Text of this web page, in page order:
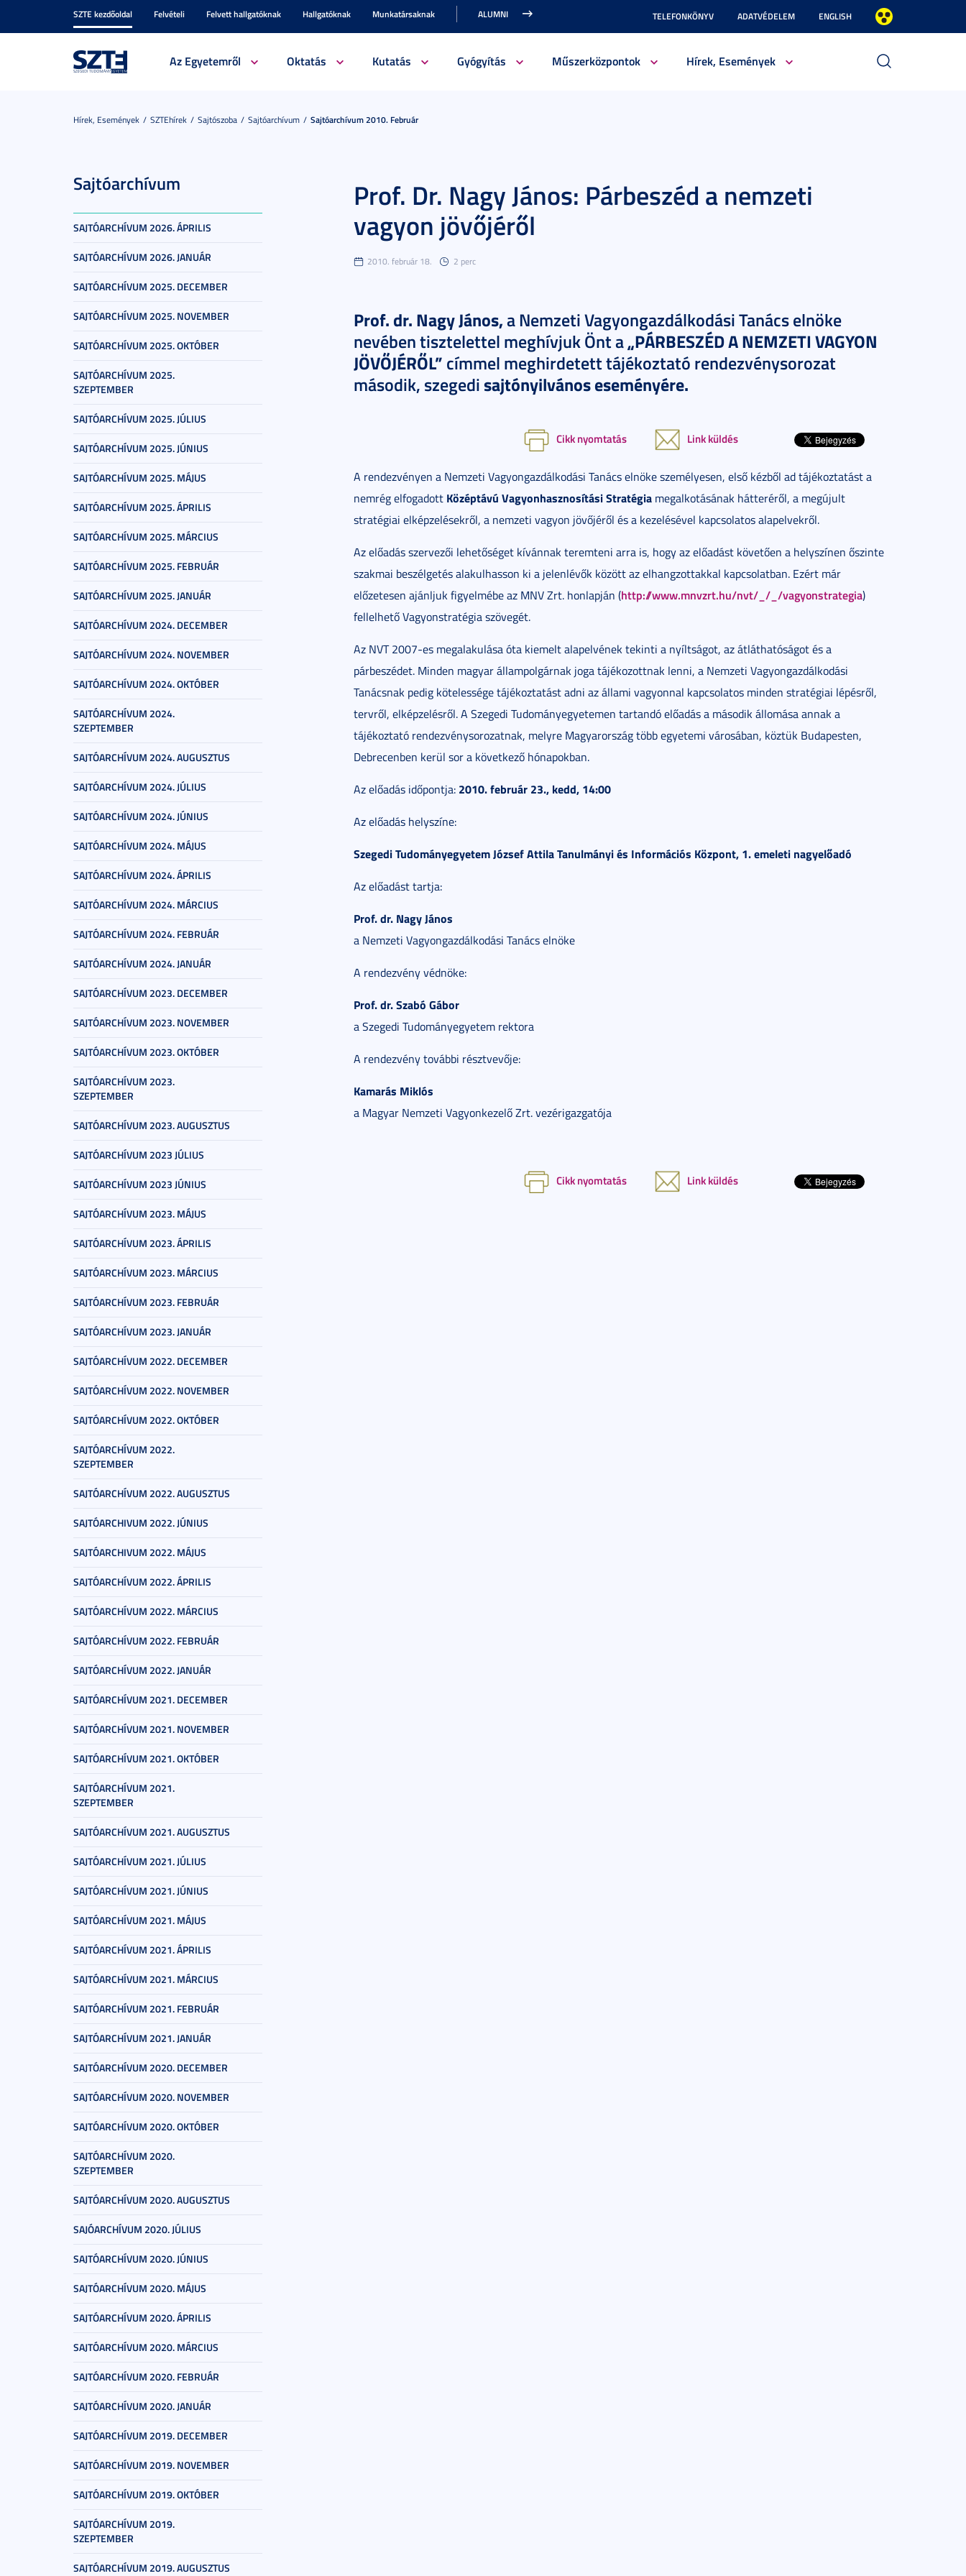
SZTE kezdőoldal Felvételi Felvett hallgatóknak Hallgatóknak Munkatársaknak ALUMNI TELEFONKÖNYV ADATVÉDELEM ENGLISH
Az Egyetemről Oktatás Kutatás Gyógyítás Műszerközpontok Hírek, Események
Hírek, Események SZTEhírek Sajtószoba Sajtóarchívum Sajtóarchívum 2010. Február
Sajtóarchívum
SAJTÓARCHÍVUM 2026. ÁPRILIS
SAJTÓARCHÍVUM 2026. JANUÁR
SAJTÓARCHÍVUM 2025. DECEMBER
SAJTÓARCHÍVUM 2025. NOVEMBER
SAJTÓARCHÍVUM 2025. OKTÓBER
SAJTÓARCHÍVUM 2025.
SZEPTEMBER
SAJTÓARCHÍVUM 2025. JÚLIUS
SAJTÓARCHÍVUM 2025. JÚNIUS
SAJTÓARCHÍVUM 2025. MÁJUS
SAJTÓARCHÍVUM 2025. ÁPRILIS
SAJTÓARCHÍVUM 2025. MÁRCIUS
SAJTÓARCHÍVUM 2025. FEBRUÁR
SAJTÓARCHÍVUM 2025. JANUÁR
SAJTÓARCHÍVUM 2024. DECEMBER
SAJTÓARCHÍVUM 2024. NOVEMBER
SAJTÓARCHÍVUM 2024. OKTÓBER
SAJTÓARCHÍVUM 2024.
SZEPTEMBER
SAJTÓARCHÍVUM 2024. AUGUSZTUS
SAJTÓARCHÍVUM 2024. JÚLIUS
SAJTÓARCHÍVUM 2024. JÚNIUS
SAJTÓARCHÍVUM 2024. MÁJUS
SAJTÓARCHÍVUM 2024. ÁPRILIS
SAJTÓARCHÍVUM 2024. MÁRCIUS
SAJTÓARCHÍVUM 2024. FEBRUÁR
SAJTÓARCHÍVUM 2024. JANUÁR
SAJTÓARCHÍVUM 2023. DECEMBER
SAJTÓARCHÍVUM 2023. NOVEMBER
SAJTÓARCHÍVUM 2023. OKTÓBER
SAJTÓARCHÍVUM 2023.
SZEPTEMBER
SAJTÓARCHÍVUM 2023. AUGUSZTUS
SAJTÓARCHÍVUM 2023 JÚLIUS
SAJTÓARCHÍVUM 2023 JÚNIUS
SAJTÓARCHÍVUM 2023. MÁJUS
SAJTÓARCHÍVUM 2023. ÁPRILIS
SAJTÓARCHÍVUM 2023. MÁRCIUS
SAJTÓARCHÍVUM 2023. FEBRUÁR
SAJTÓARCHÍVUM 2023. JANUÁR
SAJTÓARCHÍVUM 2022. DECEMBER
SAJTÓARCHÍVUM 2022. NOVEMBER
SAJTÓARCHÍVUM 2022. OKTÓBER
SAJTÓARCHÍVUM 2022.
SZEPTEMBER
SAJTÓARCHÍVUM 2022. AUGUSZTUS
SAJTÓARCHIVUM 2022. JÚNIUS
SAJTÓARCHIVUM 2022. MÁJUS
SAJTÓARCHÍVUM 2022. ÁPRILIS
SAJTÓARCHÍVUM 2022. MÁRCIUS
SAJTÓARCHÍVUM 2022. FEBRUÁR
SAJTÓARCHÍVUM 2022. JANUÁR
SAJTÓARCHÍVUM 2021. DECEMBER
SAJTÓARCHÍVUM 2021. NOVEMBER
SAJTÓARCHÍVUM 2021. OKTÓBER
SAJTÓARCHÍVUM 2021.
SZEPTEMBER
SAJTÓARCHÍVUM 2021. AUGUSZTUS
SAJTÓARCHÍVUM 2021. JÚLIUS
SAJTÓARCHÍVUM 2021. JÚNIUS
SAJTÓARCHÍVUM 2021. MÁJUS
SAJTÓARCHÍVUM 2021. ÁPRILIS
SAJTÓARCHÍVUM 2021. MÁRCIUS
SAJTÓARCHÍVUM 2021. FEBRUÁR
SAJTÓARCHÍVUM 2021. JANUÁR
SAJTÓARCHÍVUM 2020. DECEMBER
SAJTÓARCHÍVUM 2020. NOVEMBER
SAJTÓARCHÍVUM 2020. OKTÓBER
SAJTÓARCHÍVUM 2020.
SZEPTEMBER
SAJTÓARCHÍVUM 2020. AUGUSZTUS
SAJÓARCHÍVUM 2020. JÚLIUS
SAJTÓARCHÍVUM 2020. JÚNIUS
SAJTÓARCHÍVUM 2020. MÁJUS
SAJTÓARCHÍVUM 2020. ÁPRILIS
SAJTÓARCHÍVUM 2020. MÁRCIUS
SAJTÓARCHÍVUM 2020. FEBRUÁR
SAJTÓARCHÍVUM 2020. JANUÁR
SAJTÓARCHÍVUM 2019. DECEMBER
SAJTÓARCHÍVUM 2019. NOVEMBER
SAJTÓARCHÍVUM 2019. OKTÓBER
SAJTÓARCHÍVUM 2019.
SZEPTEMBER
SAJTÓARCHÍVUM 2019. AUGUSZTUS
Prof. Dr. Nagy János: Párbeszéd a nemzeti
vagyon jövőjéről
2010. február 18. 2 perc
Prof. dr. Nagy János,a Nemzeti Vagyongazdálkodási Tanács elnöke
nevében tisztelettel meghívjuk Önt a„PÁRBESZÉD A NEMZETI VAGYON
JÖVŐJÉRŐL” címmel meghirdetett tájékoztató rendezvénysorozat
második, szegedisajtónyilvános eseményére.
Cikk nyomtatás Link küldés
A rendezvényen a Nemzeti Vagyongazdálkodási Tanács elnöke személyesen, első kézből ad tájékoztatást a
nemrég elfogadott Középtávú Vagyonhasznosítási Stratégia megalkotásának hátteréről, a megújult
stratégiai elképzelésekről, a nemzeti vagyon jövőjéről és a kezelésével kapcsolatos alapelvekről.
Az előadás szervezői lehetőséget kívánnak teremteni arra is, hogy az előadást követően a helyszínen őszinte
szakmai beszélgetés alakulhasson ki a jelenlévők között az elhangzottakkal kapcsolatban. Ezért már
előzetesen ajánljuk figyelmébe az MNV Zrt. honlapján (http://www.mnvzrt.hu/nvt/_/_/vagyonstrategia)
fellelhető Vagyonstratégia szövegét.
Az NVT 2007-es megalakulása óta kiemelt alapelvének tekinti a nyíltságot, az átláthatóságot és a
párbeszédet. Minden magyar állampolgárnak joga tájékozottnak lenni, a Nemzeti Vagyongazdálkodási
Tanácsnak pedig kötelessége tájékoztatást adni az állami vagyonnal kapcsolatos minden stratégiai lépésről,
tervről, elképzelésről. A Szegedi Tudományegyetemen tartandó előadás a második állomása annak a
tájékoztató rendezvénysorozatnak, melyre Magyarország több egyetemi városában, köztük Budapesten,
Debrecenben kerül sor a következő hónapokban.
Az előadás időpontja: 2010. február 23., kedd, 14:00
Az előadás helyszíne:
Szegedi Tudományegyetem József Attila Tanulmányi és Információs Központ, 1. emeleti nagyelőadó
Az előadást tartja:
Prof. dr. Nagy János
a Nemzeti Vagyongazdálkodási Tanács elnöke
A rendezvény védnöke:
Prof. dr. Szabó Gábor
a Szegedi Tudományegyetem rektora
A rendezvény további résztvevője:
Kamarás Miklós
a Magyar Nemzeti Vagyonkezelő Zrt. vezérigazgatója
Cikk nyomtatás Link küldés